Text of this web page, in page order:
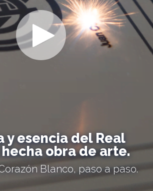
y esencia del Real
obra de arte.
Blanco, paso a paso.